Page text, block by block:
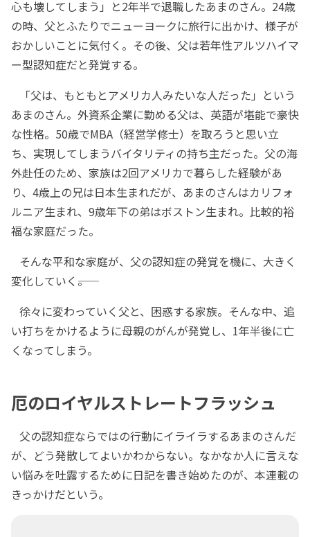
心も壊してしまう」と2年半で退職したあまのさん。24歳
の時、父とふたりでニューヨークに旅行に出かけ、様子が
おかしいことに気付く。その後、父は若年性アルツハイマ
ー型認知症だと発覚する。
「父は、もともとアメリカ人みたいな人だった」という
あまのさん。外資系企業に勤める父は、英語が堪能で豪快
な性格。50歳でMBA（経営学修士）を取ろうと思い立
ち、実現してしまうバイタリティの持ち主だった。父の海
外赴任のため、家族は2回アメリカで暮らした経験があ
り、4歳上の兄は日本生まれだが、あまのさんはカリフォ
ルニア生まれ、9歳年下の弟はボストン生まれ。比較的裕
福な家庭だった。
そんな平和な家庭が、父の認知症の発覚を機に、大きく
変化していく――。
徐々に変わっていく父と、困惑する家族。そんな中、追
い打ちをかけるように母親のがんが発覚し、1年半後に亡
くなってしまう。
厄のロイヤルストレートフラッシュ
父の認知症ならではの行動にイライラするあまのさんだ
が、どう発散してよいかわからない。なかなか人に言えな
い悩みを吐露するために日記を書き始めたのが、本連載の
きっかけだという。